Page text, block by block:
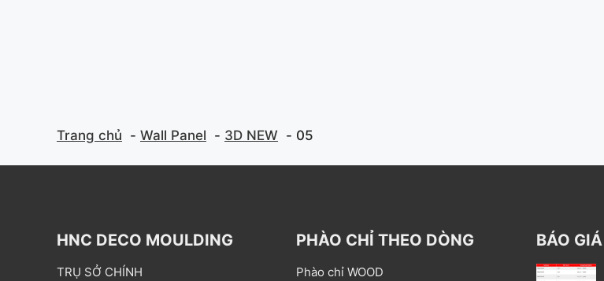
Trang chủ Wall Panel 3D NEW 05
HNC DECO MOULDING
TRỤ SỞ CHÍNH
PHÀO CHỈ THEO DÒNG
Phào chỉ WOOD
BÁO GIÁ